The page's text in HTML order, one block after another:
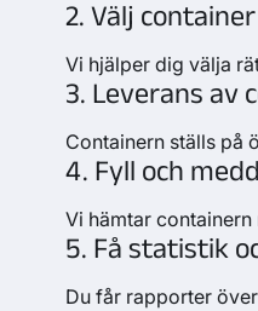
2. Välj container
Vi hjälper dig välja
3. Leverans av
Containern ställs på
4. Fyll och
Vi hämtar
5. Få statistik
Du får rapporter